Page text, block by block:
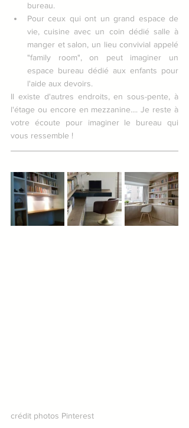
bureau.
Pour ceux qui ont un grand espace de
vie, cuisine avec un coin dédié salle à
manger et salon, un lieu convivial appelé
"family room", on peut imaginer un
espace bureau dédié aux enfants pour
l'aide aux devoirs.
Il existe d'autres endroits, en sous-pente, à
l'étage ou encore en mezzanine.... Je reste à
votre écoute pour imaginer le bureau qui
vous ressemble !
crédit photos Pinterest